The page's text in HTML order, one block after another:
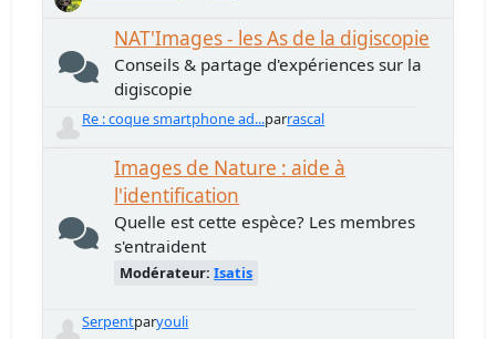
NAT'Images - les As de la digiscopie
Conseils & partage d'expériences sur la
digiscopie
Re : coque smartphone ad...parrascal
Images de Nature : aide à
l'identification
Quelle est cette espèce? Les membres
s'entraident
Modérateur:Isatis
Serpentparyouli